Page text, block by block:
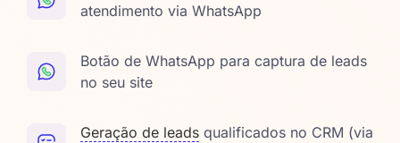
atendimento via WhatsApp
Botão de WhatsApp para captura de leads
no seu site
Geração de leads qualificados no CRM (via